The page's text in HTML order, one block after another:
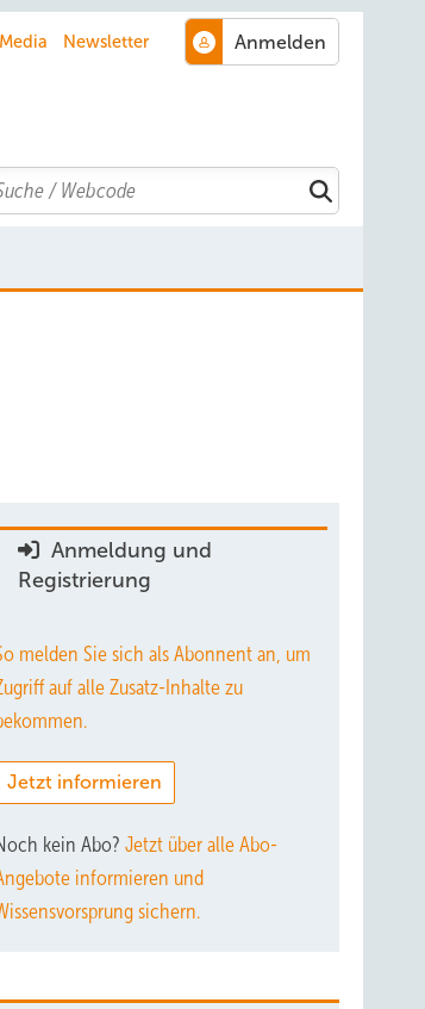
Media Newsletter
Anmeldung und
Registrierung
melden Sie sich als Abonnent an, um
auf alle Zusatz-Inhalte zu
Jetzt informieren
kein Abo? Jetzt über alle Abo-
informieren und
sichern.